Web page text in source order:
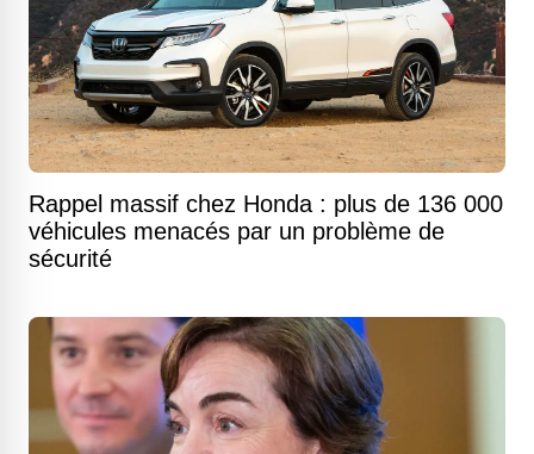
Rappel massif chez Honda : plus de 136 000
véhicules menacés par un problème de
sécurité